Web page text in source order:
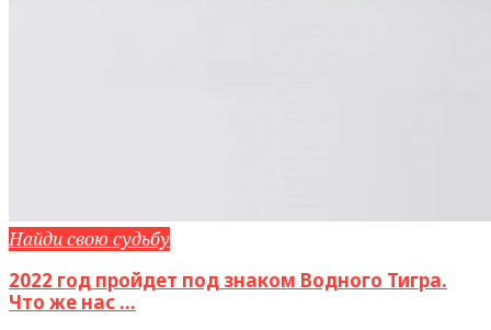
Найди свою судьбу
2022 год пройдет под знаком Водного Тигра.
Что же нас ...